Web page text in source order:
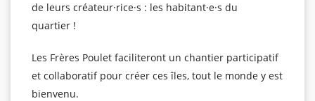
de leurs créateur·rice·s : les habitant·e·s du
quartier !
Les Frères Poulet faciliteront un chantier participatif
et collaboratif pour créer ces îles, tout le monde y est
bienvenu.